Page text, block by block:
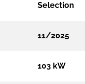
Selection
11/2025
103 kW